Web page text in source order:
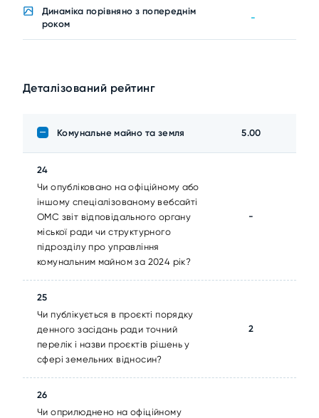
Динаміка порівняно з попереднім
роком
-
Деталізований рейтинг
Комунальне майно та земля 5.00
24
Чи опубліковано на офіційному або
іншому спеціалізованому вебсайті
ОМС звіт відповідального органу
міської ради чи структурного
підрозділу про управління
комунальним майном за 2024 рік?
-
25
Чи публікується в проєкті порядку
денного засідань ради точний
перелік і назви проєктів рішень у
сфері земельних відносин?
2
26
Чи оприлюднено на офіційному